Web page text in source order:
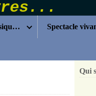
Festival (cinéma, musique...) Spectacle
Qui